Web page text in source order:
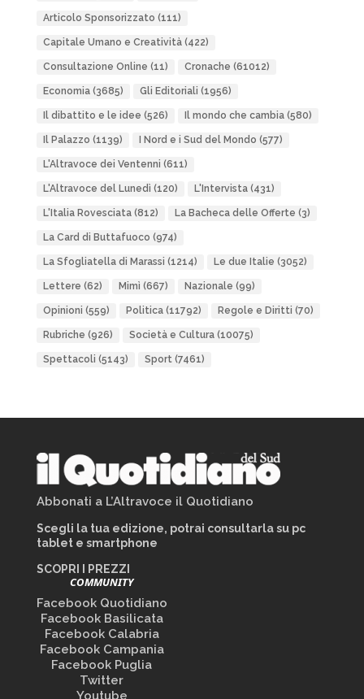
Articolo Sponsorizzato (111)
Capitale Umano e Creatività(422)
Consultazione Online (11) Cronache (61012)
Economia(3685) Gli Editoriali (1956)
Il dibattito e le idee (526) Il mondo che cambia(580)
Il Palazzo (1139) I Nord e i Sud del Mondo (577)
L'Altravoce dei Ventenni (611)
L'Altravoce del Lunedì (120) L'Intervista(431)
L'Italia Rovesciata(812) La Bacheca delle Offerte (3)
La Card di Buttafuoco (974)
La Sfogliatella di Marassi (1214) Le due Italie (3052)
Lettere (62) Mimì (667) Nazionale (99)
Opinioni (559) Politica(11792) Regole e Diritti (70)
Rubriche (926) Società e Cultura(10075)
Spettacoli (5143) Sport(7461)
Abbonati a L’Altravoce il Quotidiano
Scegli la tua edizione, potrai consultarla su pc
tablet e smartphone
SCOPRI I PREZZI
COMMUNITY
Facebook Quotidiano
Facebook Basilicata
Facebook Calabria
Facebook Campania
Facebook Puglia
Twitter
Youtube